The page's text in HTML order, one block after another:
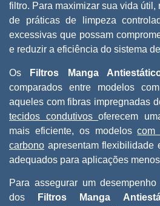
filtro. Para maximizar sua vida útil,
de práticas de limpeza
excessivas que possam
e reduzir a eficiência do sistema
Os Filtros Manga
comparados entre modelos
aqueles com fibras impregnadas
tecidos condutivosoferecem
mais eficiente, os modeloscom
carbono apresentam flexibilidade
adequados para aplicações
Para assegurar um
dos
Filtros Manga